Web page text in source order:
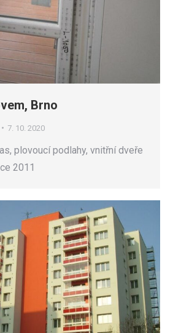
Brno
7. 10. 2020
plovoucí podlahy, vnitřní dveře
2011